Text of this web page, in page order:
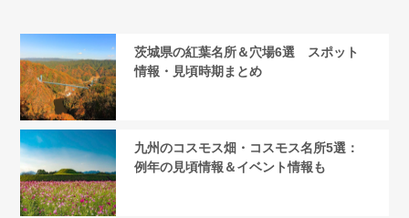
茨城県の紅葉名所＆穴場6選 スポット
情報・見頃時期まとめ
九州のコスモス畑・コスモス名所5選：
例年の見頃情報＆イベント情報も